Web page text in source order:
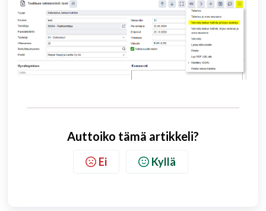
Auttoiko tämä artikkeli?
Ei Kyllä